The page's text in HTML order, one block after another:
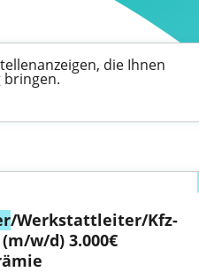
die Ihnen
bringen.
/Werkstattleiter/Kfz-
w/d) 3.000€